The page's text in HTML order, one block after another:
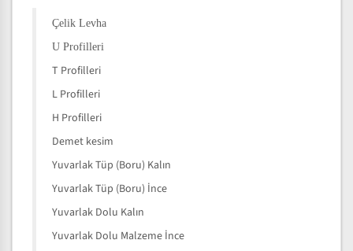
Çelik Levha
U Profilleri
T Profilleri
L Profilleri
H Profilleri
Demet kesim
Yuvarlak Tüp (Boru) Kalın
Yuvarlak Tüp (Boru) İnce
Yuvarlak Dolu Kalın
Yuvarlak Dolu Malzeme İnce